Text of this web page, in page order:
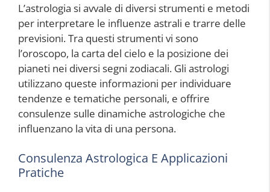
L’astrologia si avvale di diversi strumenti e metodi
per interpretare le influenze astrali e trarre delle
previsioni. Tra questi strumenti vi sono
l’oroscopo, la carta del cielo e la posizione dei
pianeti nei diversi segni zodiacali. Gli astrologi
utilizzano queste informazioni per individuare
tendenze e tematiche personali, e offrire
consulenze sulle dinamiche astrologiche che
influenzano la vita di una persona.
Consulenza Astrologica E Applicazioni
Pratiche